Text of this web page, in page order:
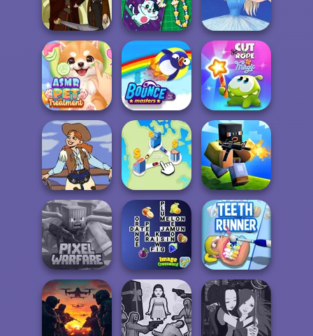
Game
Time Travel
Veck.io
Firebender Zuko
DIY Phone Case
Shop
Ice Ballerina
ASMR Pet
Treatment
Bouncemasters
Cut The Rope
Magic
Cowgirl State Connect Poxel.io
Minecraft Pixel
Warfare
Image
Crossword
Teeth Runner